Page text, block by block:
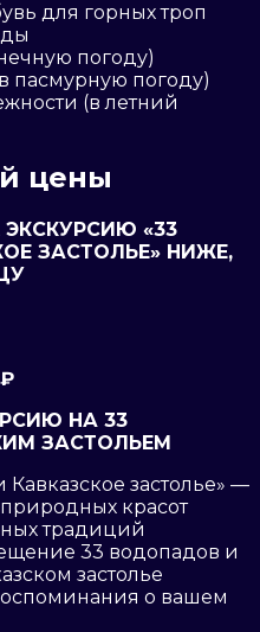
для горных троп
погоду)
пасмурную погоду)
(в летний
цены
«33
ЗАСТОЛЬЕ» НИЖЕ,
НА 33
ЗАСТОЛЬЕМ
застолье» —
красот
традиций
33 водопадов и
застолье
о вашем